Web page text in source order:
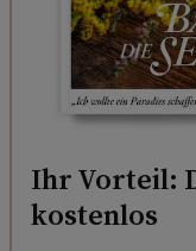
Ihr Vorteil:
kostenlos